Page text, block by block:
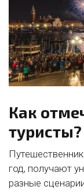
Как
туристы?
год, получают
разные